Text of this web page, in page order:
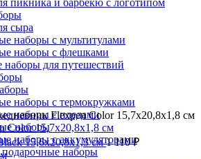
пикника и барбекю с логотипом
сыра
наборы с мультитулами
наборы с флешками
для путешествий
наборы с термокружками
наборы с пледами
наборы
наборы с аккумуляторами
наборы
Flexpen Color 15,7х20,8х1,8 см
15,6х20,8х1,3 см1 110₽